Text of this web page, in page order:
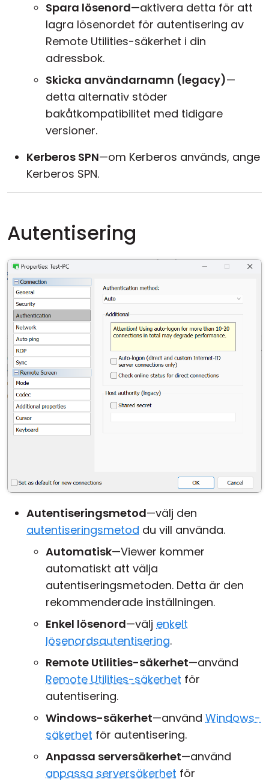
Spara lösenord—aktivera detta för att
lagra lösenordet för autentisering av
Remote Utilities-säkerhet i din
adressbok.
Skicka användarnamn (legacy)—
detta alternativ stöder
bakåtkompatibilitet med tidigare
versioner.
Kerberos SPN—om Kerberos används, ange
Kerberos SPN.
Autentisering
Autentiseringsmetod—välj den
autentiseringsmetod du vill använda.
Automatisk—Viewer kommer
automatiskt att välja
autentiseringsmetoden. Detta är den
rekommenderade inställningen.
Enkel lösenord—välj enkelt
lösenordsautentisering.
Remote Utilities-säkerhet—använd
Remote Utilities-säkerhet för
autentisering.
Windows-säkerhet—använd Windows-
säkerhet för autentisering.
Anpassa serversäkerhet—använd
anpassa serversäkerhet för